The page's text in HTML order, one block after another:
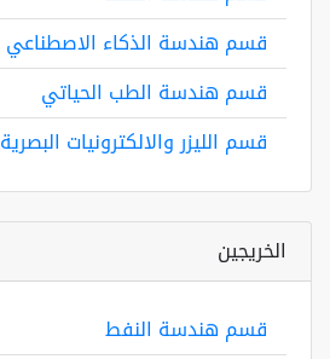
قسم هندسة الذكاء الاصطناعي
قسم هندسة الطب الحياتي
قسم الليزر والالكترونيات البصرية
الخريجين
قسم هندسة النفط